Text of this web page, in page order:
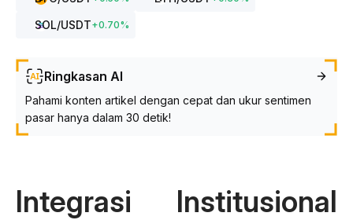
SOL/USDT+0.70%
Ringkasan AI
Pahami konten artikel dengan cepat dan ukur sentimen
pasar hanya dalam 30 detik!
Integrasi Institusional